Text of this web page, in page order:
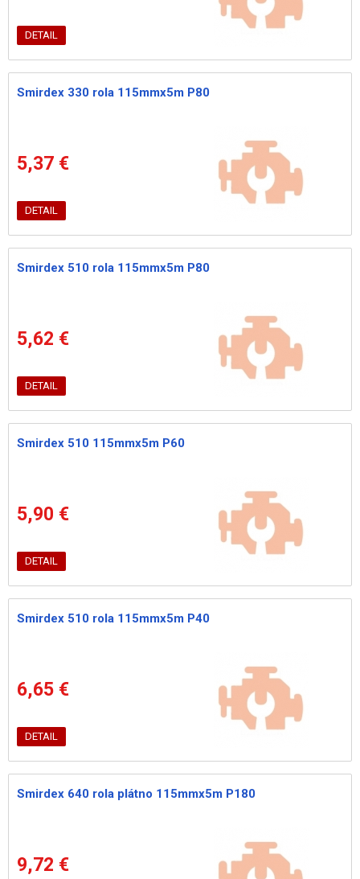
DETAIL
Smirdex 330 rola 115mmx5m P80
5,37 €
DETAIL
Smirdex 510 rola 115mmx5m P80
5,62 €
DETAIL
Smirdex 510 115mmx5m P60
5,90 €
DETAIL
Smirdex 510 rola 115mmx5m P40
6,65 €
DETAIL
Smirdex 640 rola plátno 115mmx5m P180
9,72 €